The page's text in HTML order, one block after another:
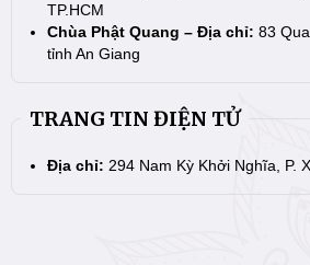
TP.HCM
Chùa Phật Quang – Địa chỉ: 83
tỉnh An Giang
TRANG TIN ĐIỆN TỬ
Địa chỉ: 294 Nam Kỳ Khởi Nghĩa, P.